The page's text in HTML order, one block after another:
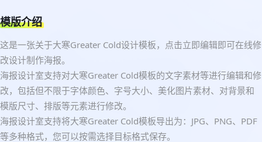
模版介绍
这是一张关于大寒Greater Cold设计模板，点击立即编辑即可在线修
改设计制作海报。
海报设计室支持对大寒Greater Cold模板的文字素材等进行编辑和修
改，包括但不限于字体颜色、字号大小、美化图片素材、对背景和
模版尺寸、排版等元素进行修改。
海报设计室支持将大寒Greater Cold模板导出为：JPG、PNG、PDF
等多种格式，您可以按需选择目标格式保存。